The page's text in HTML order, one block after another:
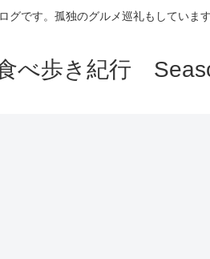
です。孤独のグルメ巡礼もしています
べ歩き紀行